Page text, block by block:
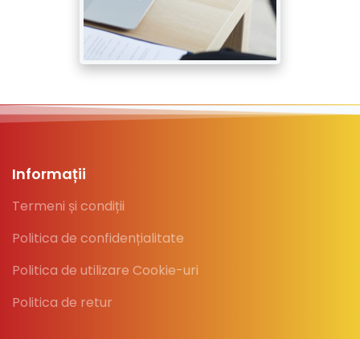
Informații
Termeni și condiții
Politica de confidențialitate
Politica de utilizare Cookie-uri
Politica de retur